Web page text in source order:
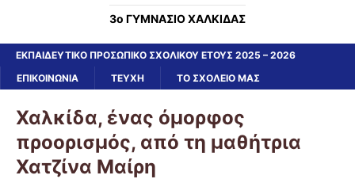
3ο ΓΥΜΝΑΣΙΟ ΧΑΛΚΙΔΑΣ
ΕΚΠΑΙΔΕΥΤΙΚΟ ΠΡΟΣΩΠΙΚΟ ΣΧΟΛΙΚΟΥ ΕΤΟΥΣ 2025 – 2026
ΕΠΙΚΟΙΝΩΝΙΑ
ΤΕΥΧΗ ΤΟ ΣΧΟΛΕΙΟ ΜΑΣ
Χαλκίδα, ένας όμορφος
προορισμός, από τη μαθήτρια
Χατζίνα Μαίρη